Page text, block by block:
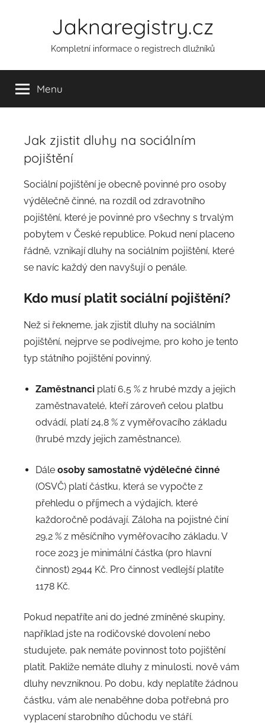
Jaknaregistry.cz
Kompletní informace o registrech dlužníků
Menu
Jak zjistit dluhy na sociálním
pojištění
A
o
r
:
a
m
Sociální pojištění je obecně povinné pro osoby
výdělečně činné, na rozdíl od zdravotního
pojištění, které je povinné pro všechny s trvalým
pobytem v České republice. Pokud není placeno
řádně, vznikají dluhy na sociálním pojištění, které
se navíc každý den navyšují o penále.
Kdo musí platit sociální pojištění?
Než si řekneme, jak zjistit dluhy na sociálním
pojištění, nejprve se podívejme, pro koho je tento
typ státního pojištění povinný.
Zaměstnanci platí 6,5 % z hrubé mzdy a jejich
zaměstnavatelé, kteří zároveň celou platbu
odvádí, platí 24,8 % z vyměřovacího základu
(hrubé mzdy jejich zaměstnance).
Dále osoby samostatně výdělečné činné
(OSVČ) platí částku, která se vypočte z
přehledu o příjmech a výdajích, které
každoročně podávají. Záloha na pojistné činí
29,2 % z měsíčního vyměřovacího základu. V
roce 2023 je minimální částka (pro hlavní
činnost) 2944 Kč. Pro činnost vedlejší platíte
1178 Kč.
Pokud nepatříte ani do jedné zmíněné skupiny,
například jste na rodičovské dovolení nebo
studujete, pak nemáte povinnost toto pojištění
platit. Pakliže nemáte dluhy z minulosti, nově vám
dluhy nevzniknou. Po dobu, kdy neplatíte žádnou
částku, vám ale nenaběhne doba potřebná pro
vyplacení starobního důchodu ve stáří.